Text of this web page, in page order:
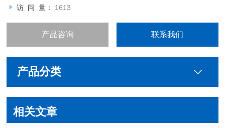
访 问 量： 1613
产品咨询 联系我们
产品分类
相关文章